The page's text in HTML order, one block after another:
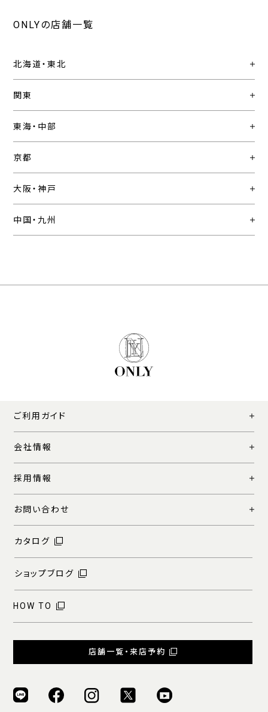
ONLYの店舗一覧
北海道・東北
関東
東海・中部
京都
大阪・神戸
中国・九州
ご利用ガイド
会社情報
採用情報
お問い合わせ
カタログ
ショップブログ
HOW TO
店舗一覧・来店予約